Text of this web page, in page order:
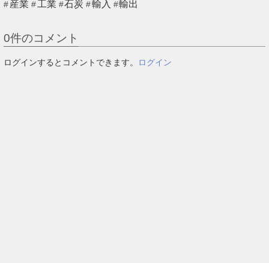
産業 工業 石炭 輸入 輸出
0件のコメント
ログインするとコメントできます。 ログイン